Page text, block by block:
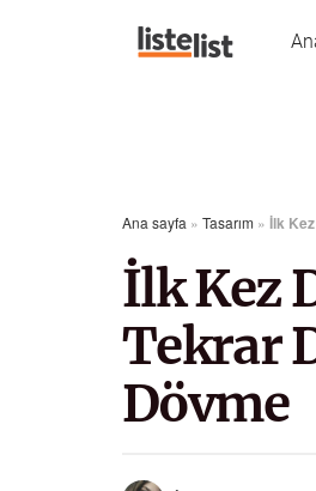
Ana sayfa » Tasarım » İlk
İlk Kez
Tekrar
Dövme